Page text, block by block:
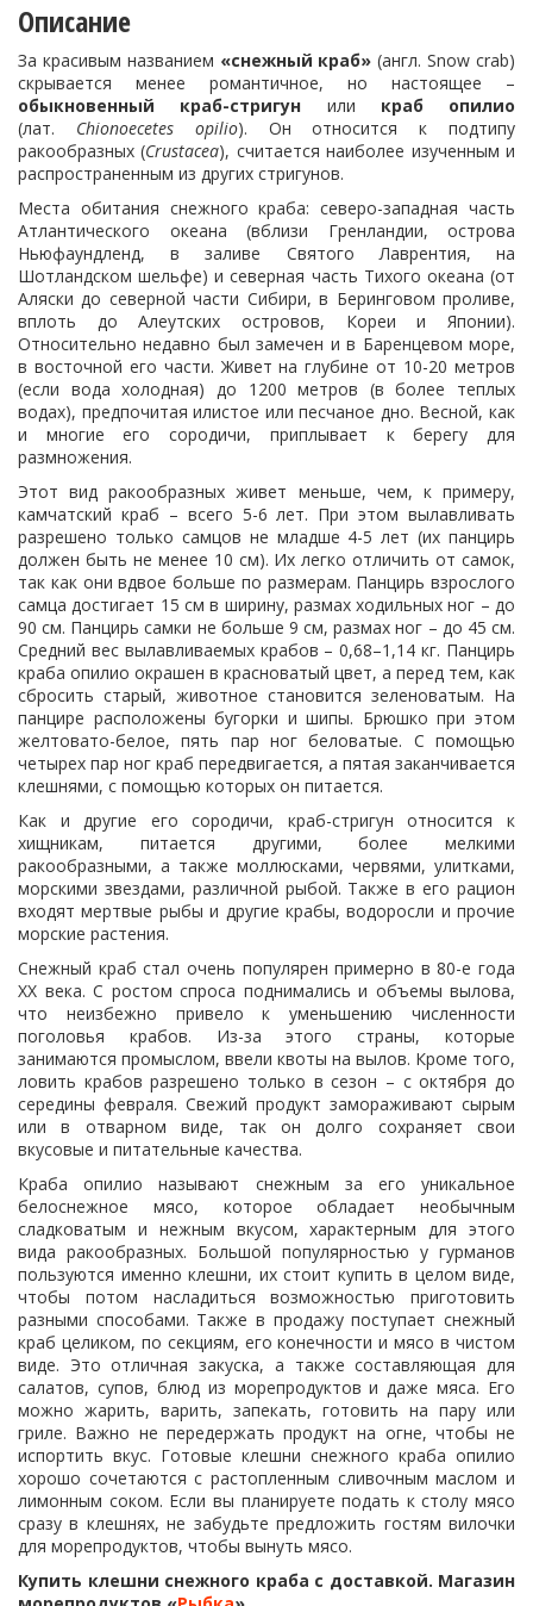
Описание
За красивым названием «снежный краб» (англ. Snow crab)
скрывается менее романтичное, но настоящее –
обыкновенный краб-стригун или краб опилио
(лат. Chionoecetes opilio). Он относится к подтипу
ракообразных (Crustacea), считается наиболее изученным и
распространенным из других стригунов.
Места обитания снежного краба: северо-западная часть
Атлантического океана (вблизи Гренландии, острова
Ньюфаундленд, в заливе Святого Лаврентия, на
Шотландском шельфе) и северная часть Тихого океана (от
Аляски до северной части Сибири, в Беринговом проливе,
вплоть до Алеутских островов, Кореи и Японии).
Относительно недавно был замечен и в Баренцевом море,
в восточной его части. Живет на глубине от 10-20 метров
(если вода холодная) до 1200 метров (в более теплых
водах), предпочитая илистое или песчаное дно. Весной, как
и многие его сородичи, приплывает к берегу для
размножения.
Этот вид ракообразных живет меньше, чем, к примеру,
камчатский краб – всего 5-6 лет. При этом вылавливать
разрешено только самцов не младше 4-5 лет (их панцирь
должен быть не менее 10 см). Их легко отличить от самок,
так как они вдвое больше по размерам. Панцирь взрослого
самца достигает 15 см в ширину, размах ходильных ног – до
90 см. Панцирь самки не больше 9 см, размах ног – до 45 см.
Средний вес вылавливаемых крабов – 0,68–1,14 кг. Панцирь
краба опилио окрашен в красноватый цвет, а перед тем, как
сбросить старый, животное становится зеленоватым. На
панцире расположены бугорки и шипы. Брюшко при этом
желтовато-белое, пять пар ног беловатые. С помощью
четырех пар ног краб передвигается, а пятая заканчивается
клешнями, с помощью которых он питается.
Как и другие его сородичи, краб-стригун относится к
хищникам, питается другими, более мелкими
ракообразными, а также моллюсками, червями, улитками,
морскими звездами, различной рыбой. Также в его рацион
входят мертвые рыбы и другие крабы, водоросли и прочие
морские растения.
Снежный краб стал очень популярен примерно в 80-е года
ХХ века. С ростом спроса поднимались и объемы вылова,
что неизбежно привело к уменьшению численности
поголовья крабов. Из-за этого страны, которые
занимаются промыслом, ввели квоты на вылов. Кроме того,
ловить крабов разрешено только в сезон – с октября до
середины февраля. Свежий продукт замораживают сырым
или в отварном виде, так он долго сохраняет свои
вкусовые и питательные качества.
Краба опилио называют снежным за его уникальное
белоснежное мясо, которое обладает необычным
сладковатым и нежным вкусом, характерным для этого
вида ракообразных. Большой популярностью у гурманов
пользуются именно клешни, их стоит купить в целом виде,
чтобы потом насладиться возможностью приготовить
разными способами. Также в продажу поступает снежный
краб целиком, по секциям, его конечности и мясо в чистом
виде. Это отличная закуска, а также составляющая для
салатов, супов, блюд из морепродуктов и даже мяса. Его
можно жарить, варить, запекать, готовить на пару или
гриле. Важно не передержать продукт на огне, чтобы не
испортить вкус. Готовые клешни снежного краба опилио
хорошо сочетаются с растопленным сливочным маслом и
лимонным соком. Если вы планируете подать к столу мясо
сразу в клешнях, не забудьте предложить гостям вилочки
для морепродуктов, чтобы вынуть мясо.
Купить клешни снежного краба с доставкой. Магазин